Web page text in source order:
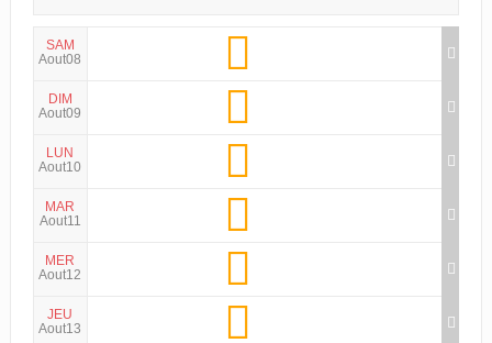
SAM
Aout08
DIM
Aout09
LUN
Aout10
MAR
Aout11
MER
Aout12
JEU
Aout13